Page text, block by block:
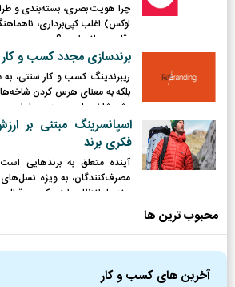
چرا هویت بصری، بسته‌بندی و
لوکس) اغلب کپی‌برداری،
رقابت جهانی است؟
برندسازی مجدد کسب و
ریبرندینگ کسب و کار سنتی،
بلکه به معنای هرس کردن
رشد شاخه‌های جدید و پربار است.
اسپانسرینگ مبتنی بر
فکری برند
آینده متعلق به برندهایی
مصرف‌کنندگان، به ویژه نسل‌های
برندها انتظار دارند که در
محبوب ترین ها
آخرین های کسب و کار